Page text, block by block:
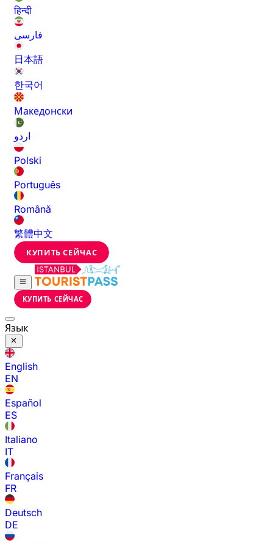
हिन्दी
فارسی
日本語
한국어
Македонски
اردو
Polski
Português
Română
繁體中文
КУПИТЬ СЕЙЧАС
КУПИТЬ СЕЙЧАС
Язык
English
EN
Español
ES
Italiano
IT
Français
FR
Deutsch
DE